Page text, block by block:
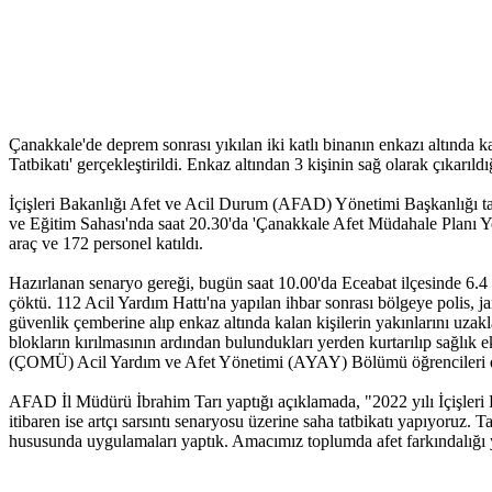
Çanakkale'de deprem sonrası yıkılan iki katlı binanın enkazı
Tatbikatı' gerçekleştirildi. Enkaz altından 3 kişinin sağ olarak
İçişleri Bakanlığı Afet ve Acil Durum (AFAD) Yönetimi Başkanlığı
ve Eğitim Sahası'nda saat 20.30'da 'Çanakkale Afet Müdahale
araç ve 172 personel katıldı.
Hazırlanan senaryo gereği, bugün saat 10.00'da Eceabat ilçesinde
çöktü. 112 Acil Yardım Hattı'na yapılan ihbar sonrası bölgeye
güvenlik çemberine alıp enkaz altında kalan kişilerin yakınlarını
blokların kırılmasının ardından bulundukları yerden kurtarılıp
(ÇOMÜ) Acil Yardım ve Afet Yönetimi (AYAY) Bölümü öğrencileri
AFAD İl Müdürü İbrahim Tarı yaptığı açıklamada, "2022 yılı
itibaren ise artçı sarsıntı senaryosu üzerine saha tatbikatı
hususunda uygulamaları yaptık. Amacımız toplumda afet